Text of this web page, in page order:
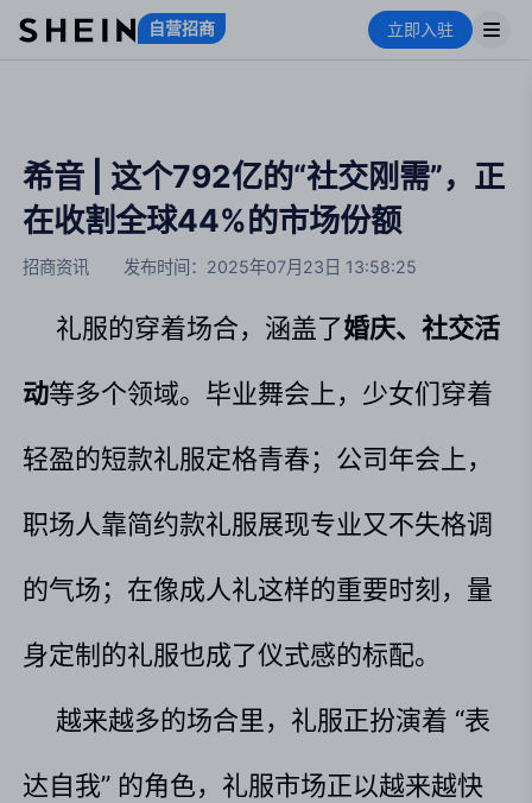
自营招商 立即入驻
希音 | 这个792亿的“社交刚需”，正
在收割全球44%的市场份额
招商资讯 发布时间： 2025年07月23日 13:58:25
礼服的穿着场合，涵盖了婚庆、社交活
动等多个领域。毕业舞会上，少女们穿着
轻盈的短款礼服定格青春；公司年会上，
职场人靠简约款礼服展现专业又不失格调
的气场；在像成人礼这样的重要时刻，量
身定制的礼服也成了仪式感的标配。
越来越多的场合里，礼服正扮演着 “表
达自我” 的角色，礼服市场正以越来越快